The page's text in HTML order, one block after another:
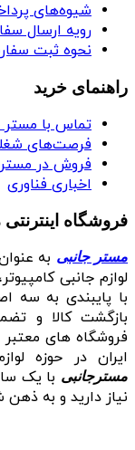
شیوه‌های
رویه ارسال
نحوه ثبت
راهنمای خرید
تماس با مستر
فرصت‌های
فروش در
اخباری فناوری
فروشگاه
مستر جانبی به
لوازم جانبی
بازگشت کالا و
فروشگاه‌ های معتبر
ایران در حوزه
مسترجانبی با یک
نیاز دارید و به